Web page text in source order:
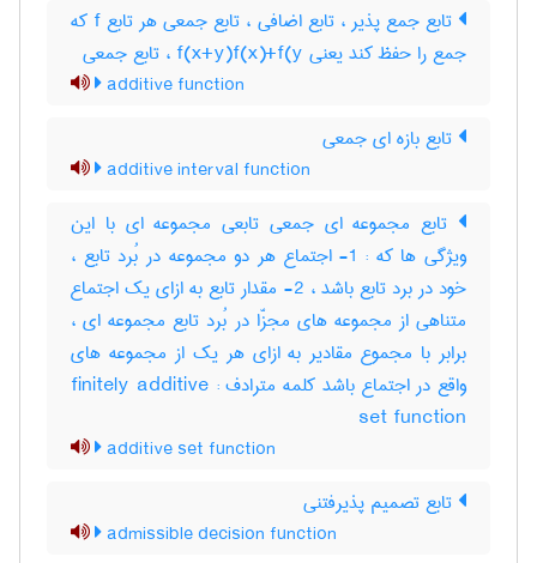
تابع جمع پذیر ، تابع اضافی ، تابع جمعی هر تابع f که
جمع را حفظ کند یعنی f(x+y)f(x)+f(y ، تابع جمعی
additive function
تابع بازه ای جمعی
additive interval function
تابع مجموعه ای جمعی تابعی مجموعه ای با این
ویژگی ها که : 1- اجتماع هر دو مجموعه در بُرد تابع ،
خود در برد تابع باشد ، 2- مقدار تابع به ازای یک اجتماع
متناهی از مجموعه های مجزّا در بُرد تابع مجموعه ای ،
برابر با مجموع مقادیر به ازای هر یک از مجموعه های
واقع در اجتماع باشد کلمه مترادف : finitely additive
set function
additive set function
تابع تصمیم پذیرفتنی
admissible decision function